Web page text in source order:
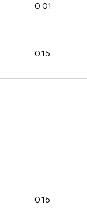
0,01
0,15
0,15